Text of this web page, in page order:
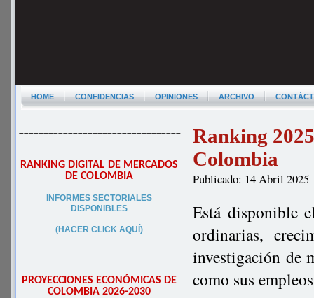
HOME CONFIDENCIAS OPINIONES ARCHIVO
–––––––––––––––––––––––––––––––––
RANKING DIGITAL DE MERCADOS
DE COLOMBIA
INFORMES SECTORIALES
DISPONIBLES
(HACER CLICK AQUÍ)
–––––––––––––––––––––––––––––––––
PROYECCIONES ECONÓMICAS DE
COLOMBIA 2026-2030
Ranking
Colombia
Publicado: 14 Abril 2025
Está disponible
ordinarias,
investigación de
como sus